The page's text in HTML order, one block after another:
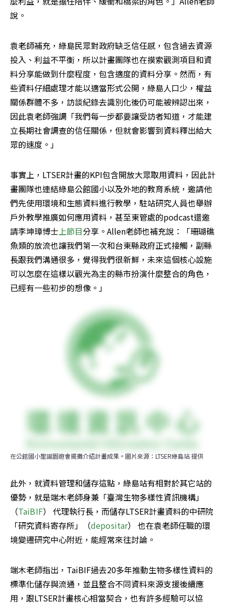
說。
袁老師補充，綠島民眾對政府缺乏信任感，包含過去資源
投入、利益不平衡，所以計畫團隊也在摸索觀測項目和資
料分享能做到什麼程度，包含適度的資料分享。然而，有
些資料仔細處理才能以適當形式公開，綠島人口少，權益
關係群體不多，訪談紀錄去識別化後仍可能被辨認出來，
因此袁老師強調「我們每一步都要讓受訪者知道，才能建
立長期社會調查的信任關係，但就會影響到資料釋出給大
眾的速度。」
事實上，LTSER計畫的KPI包含開放大眾取用資料，因此計
畫團隊也連結綠島公館國小以及外地的教育系統，邀請他
們先使用環境和生態資料進行教學，駐站研究人員也舉辦
戶外教學推廣如何應用資料，甚至東管處的podcast還邀
請李坤璋博士上節目分享。Allen老師也補充說：「珊瑚礁
魚類的放流也讓我們第一次和台東縣政府正式接觸，副縣
長跟我們溝通很多，覺得我們很新鮮，未來這個核心設施
可以怎麼在這樣以觀光為主的縣市扮演什麼整合的角色，
已經有一些初步的想像。」
在公館國小聖誕園遊會擺攤介紹計畫成果。圖片來源：LTSER綠島站 提供
此外，就資料管理和儲存這點，綠島站有相對於其它站的
優勢，就是端木老師身兼「臺灣生物多樣性資訊機構」
（TaiBIF） 代理執行長，而儲存LTSER計畫資料的中研院
「研究資料寄存所」（depositar） 也在袁老師任職的環
境變遷研究中心附近，能經常來往討論。
端木老師指出，TaiBIF過去20多年推動生物多樣性資料的
標準化儲存與流通，並且整合不同資料來源支援後續應
用，跟LTSER計畫核心相當契合，也有許多經驗可以協